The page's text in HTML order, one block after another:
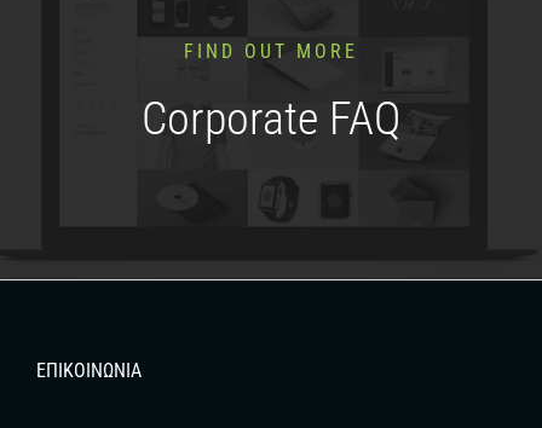
FIND OUT MORE
Corporate FAQ
ΕΠΙΚΟΙΝΩΝΊΑ